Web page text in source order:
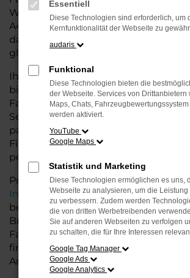
Wochenendausflüge oder lange
A4 bietet Komfort, Effizienz und
das sowohl in der Stadt als auch auf
glänzt.
Ihr Audi Autohaus in der Nähe von
bietet Ihnen neben einer breiten
Fahrzeugen auch umfassende
Service. Wir unterstützen Sie bei der
passenden Modells und bieten
Finanzierungslösungen sowie
perfekt zu Ihrem Budget und Bedarf
Profitieren Sie von zusätzlichen
Inzahlungnahme,Wartung und
bei Ihrem Audi Autohaus in der
Bremervörde. Mit unserer großen
Fahrzeugen und der professionellen
finden Sie bei uns das Fahrzeug, das
Ansprüche erfüllt.
Essentiell
Diese Technologien sind erforderlich, um
Kernfunktionalität der Webseite zu
audaris
Funktional
Diese Technologien bieten die
der Webseite. Services von Drittanbietern
Maps, Chats,
werden aktiviert.
YouTube
Google Maps
Statistik und Marketing
Diese Technologien ermöglichen es uns,
Webseite zu analysieren, um die Leistung
zu verbessern. Zudem werden
die von dritten Werbetreibenden
Sie auf anderen Webseiten zu verfolgen
zu schalten, die für Ihre Interessen
Google Tag Manager
Google Ads
Google Analytics